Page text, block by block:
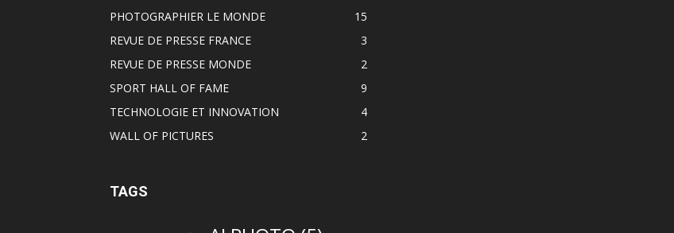
PHOTOGRAPHIER LE MONDE
15
REVUE DE PRESSE FRANCE
3
REVUE DE PRESSE MONDE
2
SPORT HALL OF FAME
9
TECHNOLOGIE ET INNOVATION
4
WALL OF PICTURES
2
TAGS